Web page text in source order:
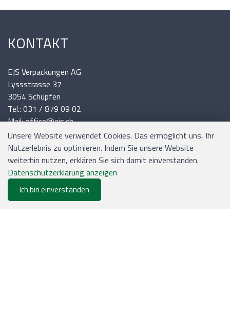
Merkliste
KONTAKT
EJS Verpackungen AG
Lyssstrasse 37
3054 Schüpfen
Tel.: 031 / 879 09 02
Mail: office@ejs.ch
INFORMATIONEN
Versand und Zahlung
Unsere Website verwendet Cookies. Das ermöglicht uns, Ihr
Nutzerlebnis zu optimieren. Indem Sie unsere Website
weiterhin nutzen, erklären Sie sich damit einverstanden.
Datenschutzerklärung anzeigen
Ich bin einverstanden